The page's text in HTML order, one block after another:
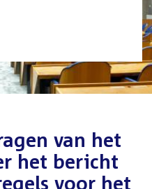
van het
het bericht
voor het